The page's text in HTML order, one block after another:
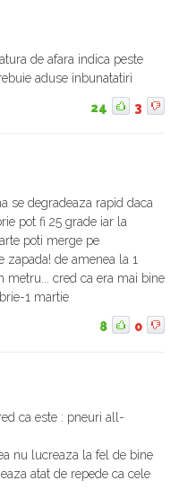
de afara indica peste
aduse inbunatatiri
24 3
se degradeaza rapid daca
pot fi 25 grade iar la
poti merge pe
de amenea la 1
metru... cred ca era mai bine
1 martie
8 0
ca este : pneuri all-
nu lucreaza la fel de bine
atat de repede ca cele